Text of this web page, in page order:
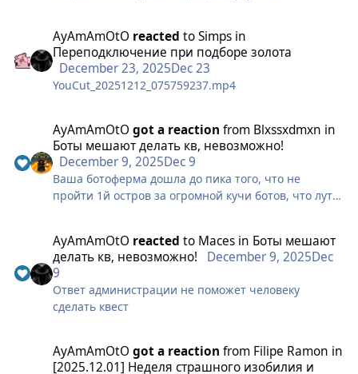
AyAmAmOtO reacted toSimps in
Переподключение при подборе золота
December 23, 2025Dec 23
YouCut_20251212_075759237.mp4
AyAmAmOtO got a reaction from Blxssxdmxn in
Боты мешают делать кв, невозможно!
December 9, 2025Dec 9
Ваша ботоферма дошла до пика того, что не
пройти 1й остров за огромной кучи ботов, что лут
AyAmAmOtO reacted to Maces in Боты мешают
делать кв, невозможно!
December 9, 2025Dec
9
Ответ администрации не поможет человеку
сделать квест
AyAmAmOtO got a reaction from Filipe Ramon in
[2025.12.01] Неделя страшного изобилия и